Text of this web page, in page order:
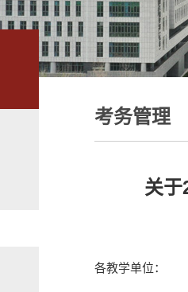
考务管理
关于
各教学单位：